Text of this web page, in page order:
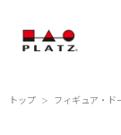
トップ ＞ フィギュア・ド